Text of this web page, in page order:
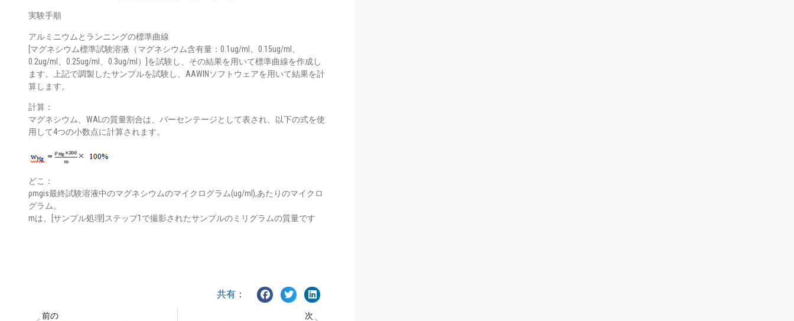
実験手順
アルミニウムとランニングの標準曲線
[マグネシウム標準試験溶液（マグネシウム含有量：0.1ug/ml、0.15ug/ml、
0.2ug/ml、0.25ug/ml、0.3ug/ml）]を試験し、その結果を用いて標準曲線を作成し
ます。上記で調製したサンプルを試験し、AAWINソフトウェアを用いて結果を計
算します。
計算：
マグネシウム、WALの質量割合は、パーセンテージとして表され、以下の式を使
用して4つの小数点に計算されます。
どこ：
ρmgis最終試験溶液中のマグネシウムのマイクログラム(ug/ml),あたりのマイクロ
グラム。
mは、[サンプル処理]ステップ1で撮影されたサンプルのミリグラムの質量です
共有：
前の
次